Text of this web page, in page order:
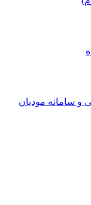
و سامانه مودیان